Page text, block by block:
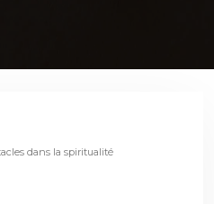
dans la spiritualité